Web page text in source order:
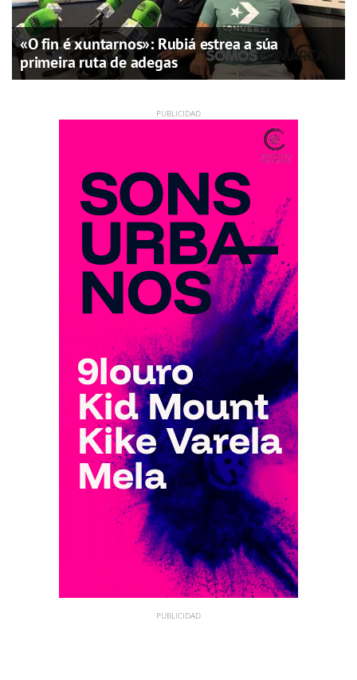
«O fin é xuntarnos»: Rubiá estrea a súa
primeira ruta de adegas